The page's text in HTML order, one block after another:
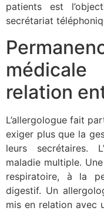
patients est
secrétariat
relation
L’allergologue fait
exiger plus que la
leurs secrétaires.
maladie multiple.
respiratoire, à la
digestif. Un
mis en relation avec